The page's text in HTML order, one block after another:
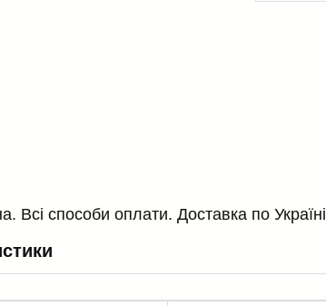
Всі способи оплати. Доставка по Україні